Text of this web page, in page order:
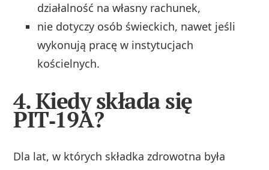
działalność na własny rachunek,
nie dotyczy osób świeckich, nawet jeśli
wykonują pracę w instytucjach
kościelnych.
4. Kiedy składa się
PIT‑19A?
Dla lat, w których składka zdrowotna była